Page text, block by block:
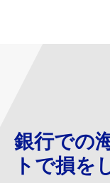
銀行での
トで損を